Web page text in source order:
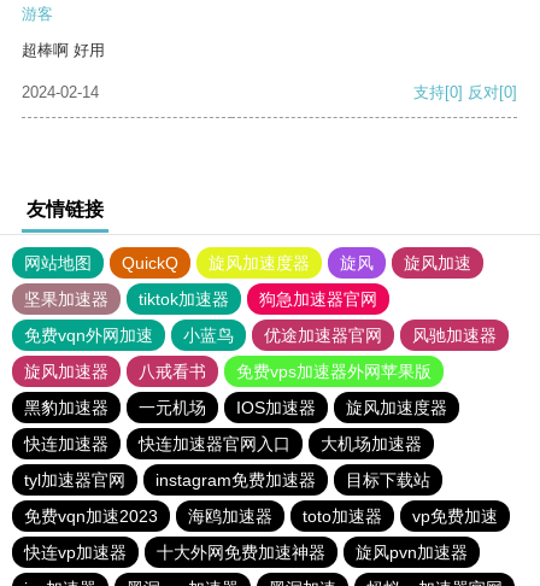
游客
超棒啊 好用
2024-02-14 支持[0] 反对[0]
友情链接
网站地图 QuickQ 旋风加速度器 旋风
旋风加速
坚果加速器
tiktok加速器
狗急加速器官网
免费vqn外网加速
小蓝鸟 优途加速器官网
风驰加速器
旋风加速器
八戒看书
免费vps加速器外网苹果版
黑豹加速器
一元机场 IOS加速器
旋风加速度器
快连加速器
快连加速器官网入口
大机场加速器
tyl加速器官网
instagram免费加速器
目标下载站
免费vqn加速2023
海鸥加速器 toto加速器
vp免费加速
快连vp加速器
十大外网免费加速神器
旋风pvn加速器